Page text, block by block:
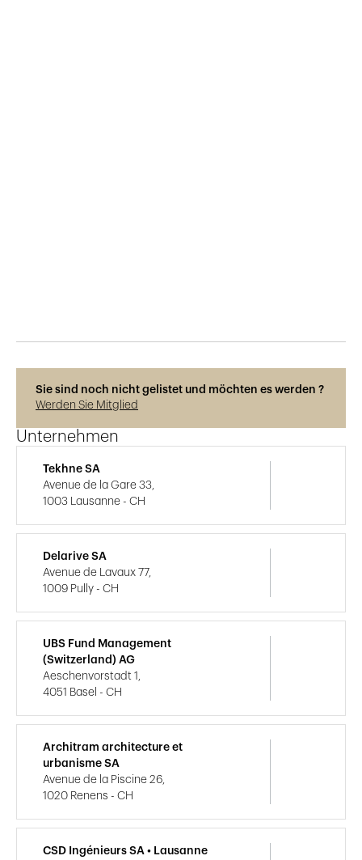
Sie sind noch nicht gelistet und möchten es werden ?
Werden Sie Mitglied
Unternehmen
Tekhne SA
Avenue de la Gare 33,
1003 Lausanne - CH
Delarive SA
Avenue de Lavaux 77,
1009 Pully - CH
UBS Fund Management
(Switzerland) AG
Aeschenvorstadt 1,
4051 Basel - CH
Architram architecture et
urbanisme SA
Avenue de la Piscine 26,
1020 Renens - CH
CSD Ingénieurs SA • Lausanne